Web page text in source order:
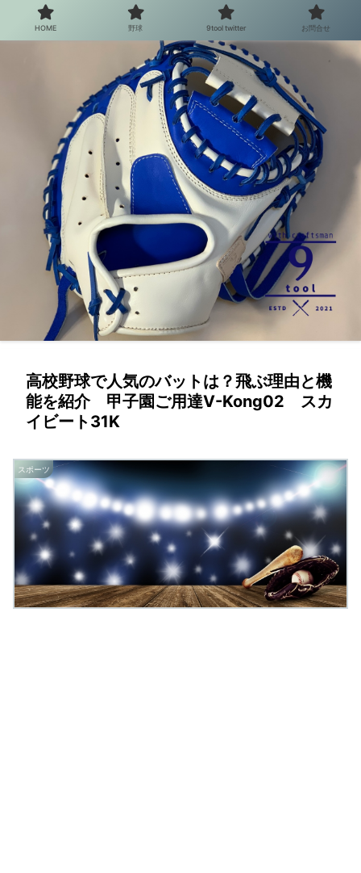
高校野球で人気のバットは？飛ぶ理由と機
能を紹介 甲子園ご用達V-Kong02 スカ
イビート31K
スポーツ
HOME 野球 9tool twitter お問合せ